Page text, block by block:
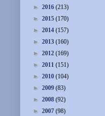
► 2016 (213)
► 2015 (170)
► 2014 (157)
► 2013 (160)
► 2012 (169)
► 2011 (151)
► 2010 (104)
► 2009 (83)
► 2008 (92)
► 2007 (98)